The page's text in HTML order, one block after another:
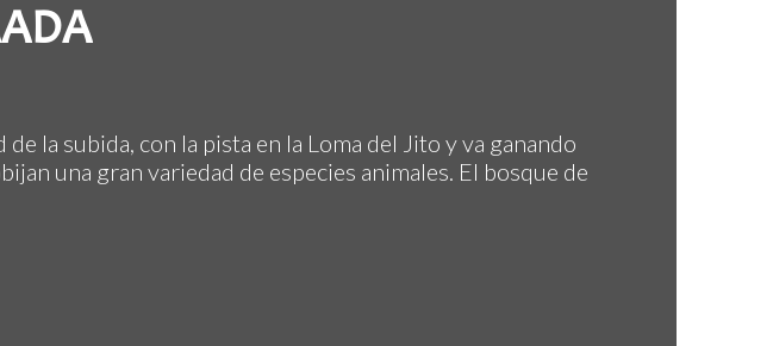
la subida, con la pista en la Loma del Jito y va ganando
una gran variedad de especies animales. El bosque de